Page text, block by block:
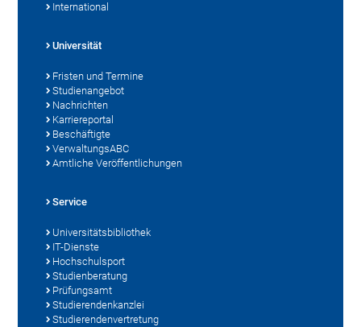
International
Universität
Fristen und Termine
Studienangebot
Nachrichten
Karriereportal
Beschäftigte
VerwaltungsABC
Amtliche Veröffentlichungen
Service
Universitätsbibliothek
IT-Dienste
Hochschulsport
Studienberatung
Prüfungsamt
Studierendenkanzlei
Studierendenvertretung